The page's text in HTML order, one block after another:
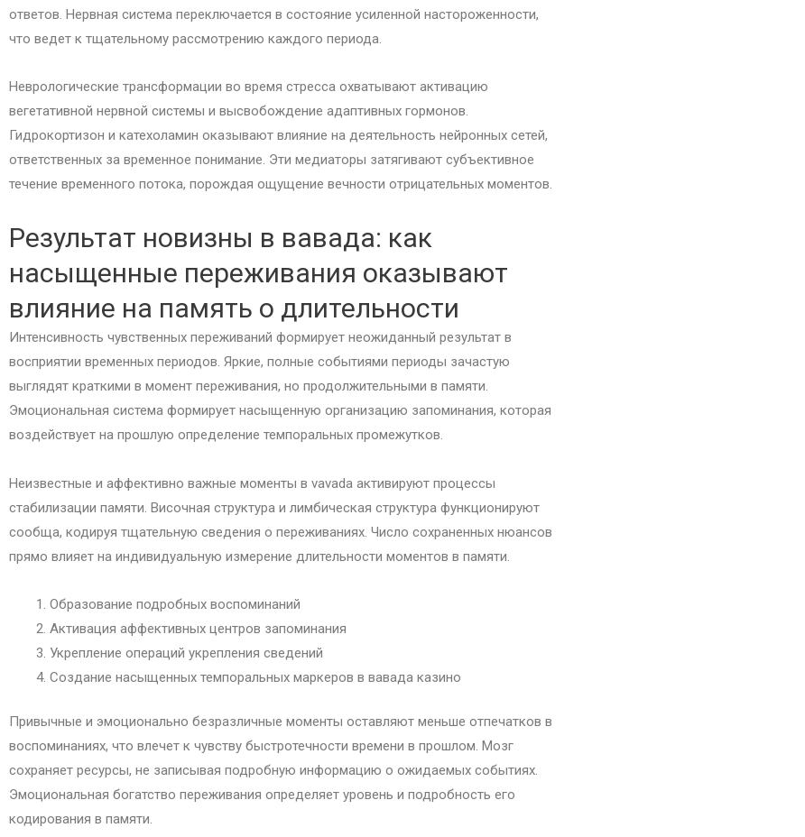
ответов. Нервная система переключается в состояние усиленной настороженности,
что ведет к тщательному рассмотрению каждого периода.
Неврологические трансформации во время стресса охватывают активацию
вегетативной нервной системы и высвобождение адаптивных гормонов.
Гидрокортизон и катехоламин оказывают влияние на деятельность нейронных сетей,
ответственных за временное понимание. Эти медиаторы затягивают субъективное
течение временного потока, порождая ощущение вечности отрицательных моментов.
Результат новизны в вавада: как
насыщенные переживания оказывают
влияние на память о длительности
Интенсивность чувственных переживаний формирует неожиданный результат в
восприятии временных периодов. Яркие, полные событиями периоды зачастую
выглядят краткими в момент переживания, но продолжительными в памяти.
Эмоциональная система формирует насыщенную организацию запоминания, которая
воздействует на прошлую определение темпоральных промежутков.
Неизвестные и аффективно важные моменты в vavada активируют процессы
стабилизации памяти. Височная структура и лимбическая структура функционируют
сообща, кодируя тщательную сведения о переживаниях. Число сохраненных нюансов
прямо влияет на индивидуальную измерение длительности моментов в памяти.
Образование подробных воспоминаний
Активация аффективных центров запоминания
Укрепление операций укрепления сведений
Создание насыщенных темпоральных маркеров в вавада казино
Привычные и эмоционально безразличные моменты оставляют меньше отпечатков в
воспоминаниях, что влечет к чувству быстротечности времени в прошлом. Мозг
сохраняет ресурсы, не записывая подробную информацию о ожидаемых событиях.
Эмоциональная богатство переживания определяет уровень и подробность его
кодирования в памяти.